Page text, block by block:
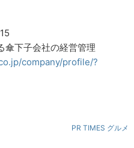
傘下子会社の経営管理
company/profile/?
PR TIMES グルメ